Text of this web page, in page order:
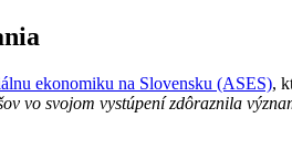
ekonomiku na Slovensku (ASES),
vo svojom vystúpení zdôraznila